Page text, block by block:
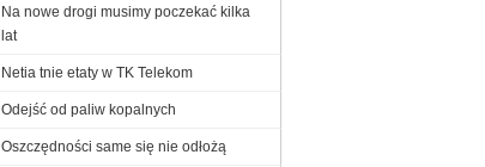
Na nowe drogi musimy poczekać kilka
lat
Netia tnie etaty w TK Telekom
Odejść od paliw kopalnych
Oszczędności same się nie odłożą